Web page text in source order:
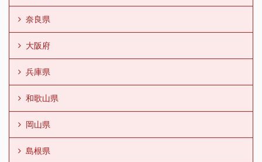
奈良県
大阪府
兵庫県
和歌山県
岡山県
島根県